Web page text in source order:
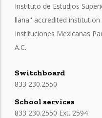
Instituto de Estudios
llana" accredited
Instituciones Mexicanas
A.C.
Switchboard
833 230.2550
School services
833 230.2550 Ext. 2594